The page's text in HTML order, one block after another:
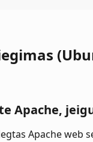
Apache,
Apache web